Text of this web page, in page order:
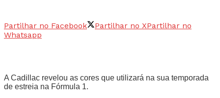
Partilhar no Facebook Partilhar no XPartilhar no
Whatsapp
A Cadillac revelou as cores que utilizará na sua temporada
de estreia na Fórmula 1.